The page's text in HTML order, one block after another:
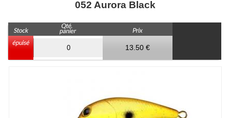
052 Aurora Black
13.50 €